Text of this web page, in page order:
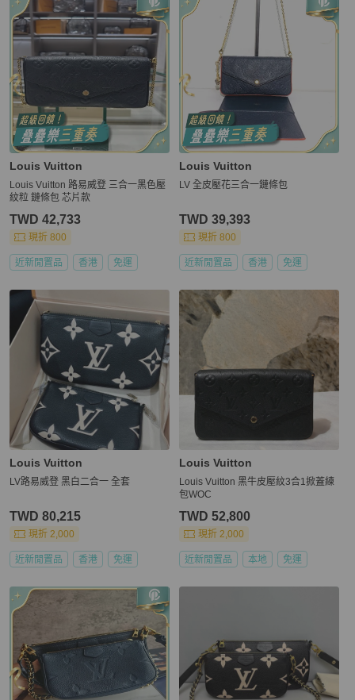
Louis Vuitton
Louis Vuitton 路易威登 三合一黑色壓
紋粒 鏈條包 芯片款
TWD 42,733
現折 800
近新閒置品 香港 免運
Louis Vuitton
LV 全皮壓花三合一鏈條包
TWD 39,393
現折 800
近新閒置品 香港 免運
Louis Vuitton
LV路易威登 黑白二合一 全套
TWD 80,215
現折 2,000
近新閒置品 香港 免運
Louis Vuitton
Louis Vuitton 黑牛皮壓紋3合1掀蓋練
包WOC
TWD 52,800
現折 2,000
近新閒置品 本地 免運